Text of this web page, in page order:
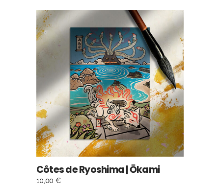
AJOUTER AU PANIER
Côtes de Ryoshima | Ōkami
10,00€